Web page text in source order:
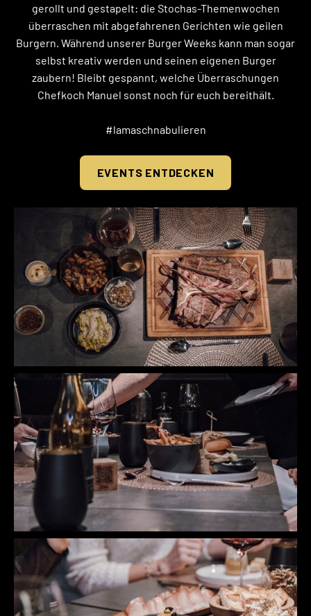
gerollt und gestapelt: die Stochas-Themenwochen
überraschen mit abgefahrenen Gerichten wie geilen
Burgern. Während unserer Burger Weeks kann man sogar
selbst kreativ werden und seinen eigenen Burger
zaubern! Bleibt gespannt, welche Überraschungen
Chefkoch Manuel sonst noch für euch bereithält.
#lamaschnabulieren
EVENTS ENTDECKEN